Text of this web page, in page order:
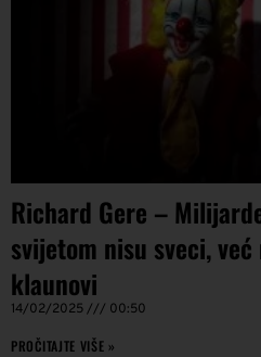
Richard Gere –
svijetom nisu sveci,
klaunovi
14/02/2025 00:50
PROČITAJTE VIŠE »